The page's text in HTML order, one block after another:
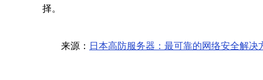
择。
来源： 日本高防服务器：最可靠的网络安全解决